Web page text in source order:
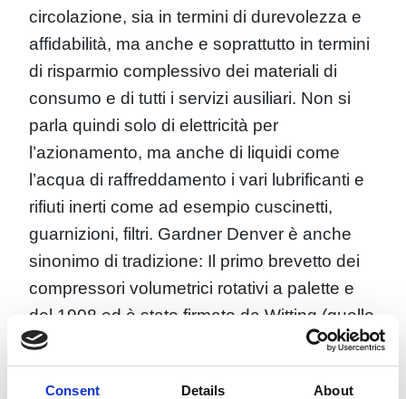
Consent Details About
circolazione, sia in termini di durevolezza e
affidabilità, ma anche e soprattutto in termini
di risparmio complessivo dei materiali di
consumo e di tutti i servizi ausiliari. Non si
parla quindi solo di elettricità per
l’azionamento, ma anche di liquidi come
l’acqua di raffreddamento i vari lubrificanti e
rifiuti inerti come ad esempio cuscinetti,
guarnizioni, filtri. Gardner Denver è anche
sinonimo di tradizione: Il primo brevetto dei
compressori volumetrici rotativi a palette e
del 1908 ed è stato firmato da Witting (quello
che oggi è per l’appunto Gardner Denver).
Quel brevetto, è ancora oggi alla base di